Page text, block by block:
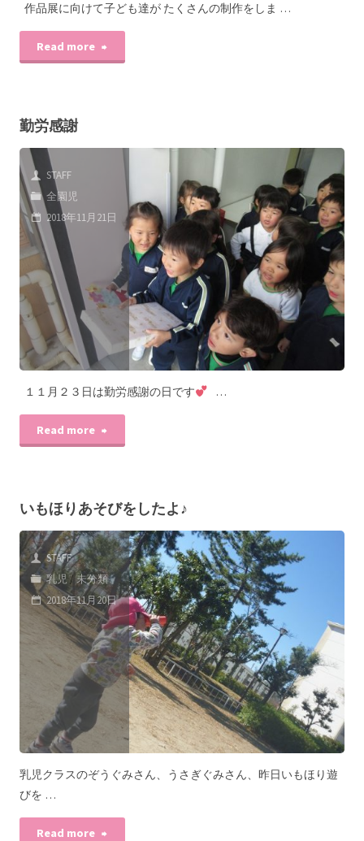
作品展に向けて子ども達が たくさんの制作をしま …
Read more
勤労感謝
STAFF
全園児
2018年11月21日
１１月２３日は勤労感謝の日です …
Read more
いもほりあそびをしたよ♪
STAFF
乳児/ 未分類
2018年11月20日
乳児クラスのぞうぐみさん、うさぎぐみさん、昨日いもほり遊
びを …
Read more